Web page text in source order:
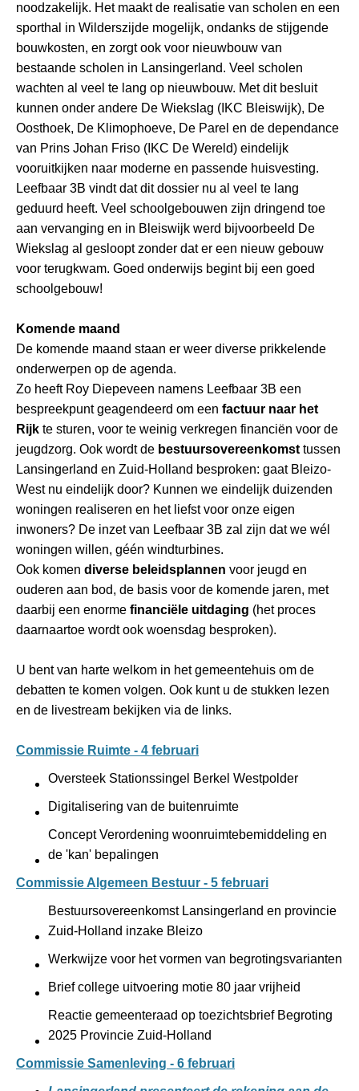
noodzakelijk. Het maakt de realisatie van scholen en een
sporthal in Wilderszijde mogelijk, ondanks de stijgende
bouwkosten, en zorgt ook voor nieuwbouw van
bestaande scholen in Lansingerland. Veel scholen
wachten al veel te lang op nieuwbouw. Met dit besluit
kunnen onder andere De Wiekslag (IKC Bleiswijk), De
Oosthoek, De Klimophoeve, De Parel en de dependance
van Prins Johan Friso (IKC De Wereld) eindelijk
vooruitkijken naar moderne en passende huisvesting.
Leefbaar 3B vindt dat dit dossier nu al veel te lang
geduurd heeft. Veel schoolgebouwen zijn dringend toe
aan vervanging en in Bleiswijk werd bijvoorbeeld De
Wiekslag al gesloopt zonder dat er een nieuw gebouw
voor terugkwam. Goed onderwijs begint bij een goed
schoolgebouw!
Komende maand
De komende maand staan er weer diverse prikkelende
onderwerpen op de agenda.
Zo heeft Roy Diepeveen namens Leefbaar 3B een
bespreekpunt geagendeerd om een factuur naar het
Rijk te sturen, voor te weinig verkregen financiën voor de
jeugdzorg. Ook wordt de bestuursovereenkomst tussen
Lansingerland en Zuid-Holland besproken: gaat Bleizo-
West nu eindelijk door? Kunnen we eindelijk duizenden
woningen realiseren en het liefst voor onze eigen
inwoners? De inzet van Leefbaar 3B zal zijn dat we wél
woningen willen, géén windturbines.
Ook komen diverse beleidsplannen voor jeugd en
ouderen aan bod, de basis voor de komende jaren, met
daarbij een enorme financiële uitdaging (het proces
daarnaartoe wordt ook woensdag besproken).
U bent van harte welkom in het gemeentehuis om de
debatten te komen volgen. Ook kunt u de stukken lezen
en de livestream bekijken via de links.
Commissie Ruimte - 4 februari
Oversteek Stationssingel Berkel Westpolder
Digitalisering van de buitenruimte
Concept Verordening woonruimtebemiddeling en
de 'kan' bepalingen
Commissie Algemeen Bestuur - 5 februari
Bestuursovere­enkomst Lansingerland en provincie
Zuid-Holland inzake Bleizo
Werkwijze voor het vormen van begrotingsvarianten
Brief college uitvoering motie 80 jaar vrijheid
Reactie gemeenteraad op toezichtsbrief Begroting
2025 Provincie Zuid-Holland
Commissie Samenleving - 6 februari